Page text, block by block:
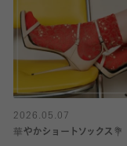
2026.05.07
華やかショートソックス💐